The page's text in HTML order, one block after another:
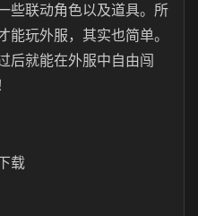
些联动角色以及道具。所
玩外服，其实也简单。
后就能在外服中自由闯
载